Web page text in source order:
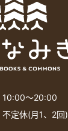
10:00〜20:00
不定休(月1、2回)